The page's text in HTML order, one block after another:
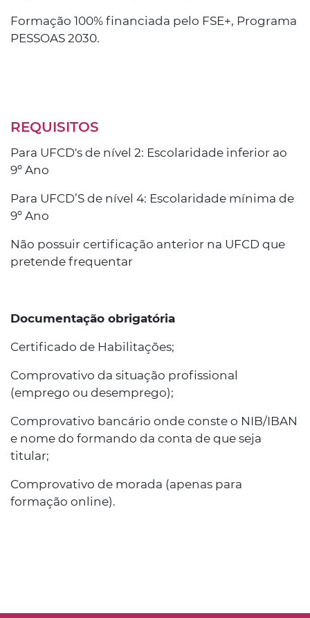
Formação 100% financiada pelo FSE+, Programa
PESSOAS 2030.
REQUISITOS
Para UFCD's de nível 2: Escolaridade inferior ao
9º Ano
Para UFCD’S de nível 4: Escolaridade mínima de
9º Ano
Não possuir certificação anterior na UFCD que
pretende frequentar
Documentação obrigatória
Certificado de Habilitações;
Comprovativo da situação profissional
(emprego ou desemprego);
Comprovativo bancário onde conste o NIB/IBAN
e nome do formando da conta de que seja
titular;
Comprovativo de morada (apenas para
formação online).